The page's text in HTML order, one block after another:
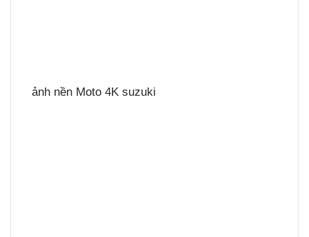
ảnh nền Moto 4K suzuki